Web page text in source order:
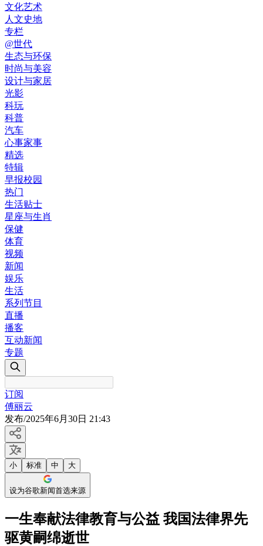
文化艺术
人文史地
专栏
@世代
生态与环保
时尚与美容
设计与家居
光影
科玩
科普
汽车
心事家事
精选
特辑
早报校园
热门
生活贴士
星座与生肖
保健
体育
视频
新闻
娱乐
生活
系列节目
直播
播客
互动新闻
专题
订阅
傅丽云
发布/2025年6月30日 21:43
小 标准 中 大
设为谷歌新闻首选来源
一生奉献法律教育与公益 我国法律界先
驱黄嗣绵逝世